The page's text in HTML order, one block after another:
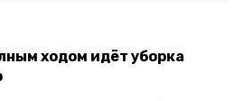
ходом идёт уборка